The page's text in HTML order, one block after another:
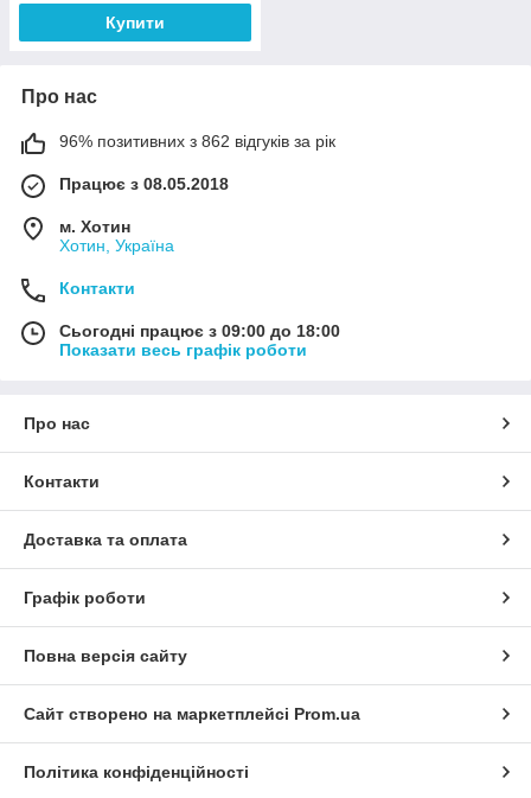
Купити
Про нас
96% позитивних з 862 відгуків за рік
Працює з 08.05.2018
м. Хотин
Хотин, Україна
Контакти
Сьогодні працює з 09:00 до 18:00
Показати весь графік роботи
Про нас
Контакти
Доставка та оплата
Графік роботи
Повна версія сайту
Сайт створено на маркетплейсі Prom.ua
Політика конфіденційності